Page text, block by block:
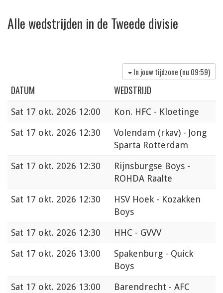
Alle wedstrijden in de Tweede divisie
In jouw tijdzone (nu 09:59)
DATUM WEDSTRIJD
Sat 17 okt. 2026 12:00
Kon. HFC - Kloetinge
Sat 17 okt. 2026 12:30
Volendam (rkav) - Jong
Sparta Rotterdam
Sat 17 okt. 2026 12:30
Rijnsburgse Boys -
ROHDA Raalte
Sat 17 okt. 2026 12:30
HSV Hoek - Kozakken
Boys
Sat 17 okt. 2026 12:30
HHC - GVVV
Sat 17 okt. 2026 13:00
Spakenburg - Quick
Boys
Sat 17 okt. 2026 13:00
Barendrecht - AFC